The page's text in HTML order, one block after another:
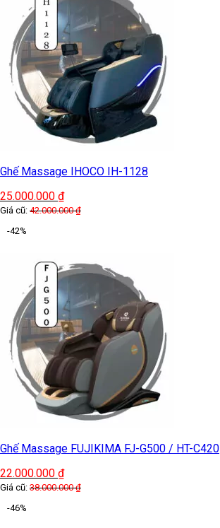
Ghế Massage IHOCO IH-1128
25.000.000 ₫
Giá cũ: 42.000.000₫
-42%
Ghế Massage FUJIKIMA FJ-G500 / HT-C420
22.000.000 ₫
Giá cũ: 38.000.000₫
-46%